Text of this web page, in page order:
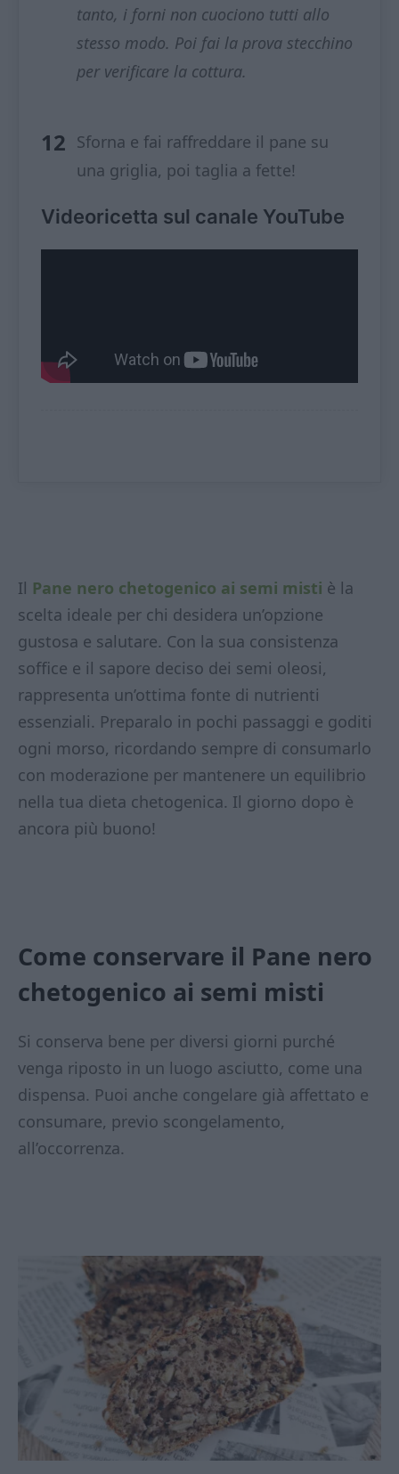
tanto, i forni non cuociono tutti allo
stesso modo. Poi fai la prova stecchino
per verificare la cottura.
Sforna e fai raffreddare il pane su
una griglia, poi taglia a fette!
Videoricetta sul canale YouTube
Il Pane nero chetogenico ai semi misti è la
scelta ideale per chi desidera un’opzione
gustosa e salutare. Con la sua consistenza
soffice e il sapore deciso dei semi oleosi,
rappresenta un’ottima fonte di nutrienti
essenziali. Preparalo in pochi passaggi e goditi
ogni morso, ricordando sempre di consumarlo
con moderazione per mantenere un equilibrio
nella tua dieta chetogenica. Il giorno dopo è
ancora più buono!
Come conservare il Pane nero
chetogenico ai semi misti
Si conserva bene per diversi giorni purché
venga riposto in un luogo asciutto, come una
dispensa. Puoi anche congelare già affettato e
consumare, previo scongelamento,
all’occorrenza.